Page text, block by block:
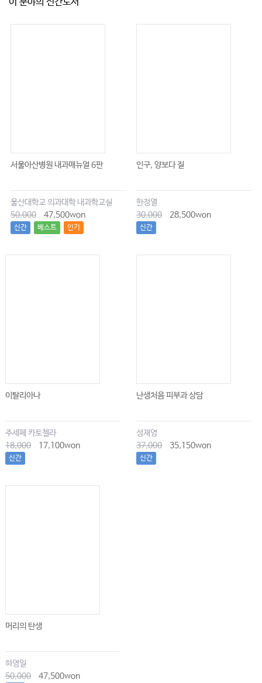
서울아산병원 내과매뉴얼 6판
울산대학교 의과대학 내과학교실
50,000
47,500won
신간 베스트 인기
인구, 양보다 질
한정열
30,000
28,500won
신간
이탈리아나
주세페 카토첼라
18,000
17,100won
신간
난생처음 피부과 상담
성재영
37,000
35,150won
신간
머리의 탄생
하영일
50,000
47,500won